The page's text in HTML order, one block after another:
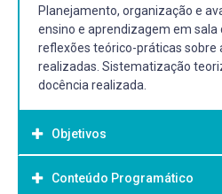
Planejamento, organização e
ensino e aprendizagem em sala
reflexões teórico-práticas sobre
realizadas. Sistematização
docência realizada.
Objetivos
Objetivo Geral:
Conteúdo Programático